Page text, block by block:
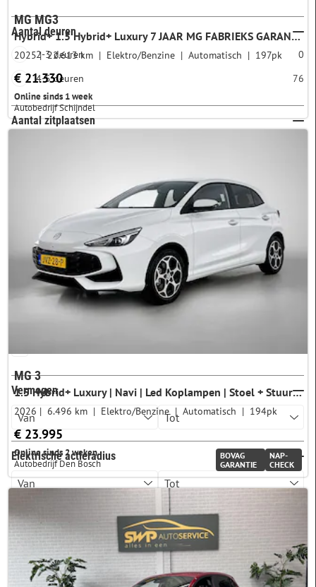
Aantal deuren
2-3 deuren
0
4-5 deuren
76
Aantal zitplaatsen
8-9 zitplaatsen
Garantie
Vermogen
Elektrische actieradius
Brandstofverbruik
CO2-uitstoot
MG MG3
Hybrid+ 1.5 Hybrid+ Luxury 7 JAAR MG FABRIEKS GARANTIE TM 02-2032 | STOEL + STUURVERWARMING | 360 CAMERA | ADAP. CRUISE | DODE HOEK | KEYLESS | APPLE CARPLAY |
2025 22.613 km Elektro/Benzine Automatisch 197pk
€ 21.330
Online sinds 1 week
Autobedrijf Schijndel
MG 3
1.5 Hybrid+ Luxury | Navi | Led Koplampen | Stoel + Stuurverwarming | CarPlay | 360 Camera | Adaptive Cruise Control |
2026 6.496 km Elektro/Benzine Automatisch 194pk
€ 23.995
Online sinds 2 weken
Autobedrijf Den Bosch
BOVAG
GARANTIE
NAP-
CHECK